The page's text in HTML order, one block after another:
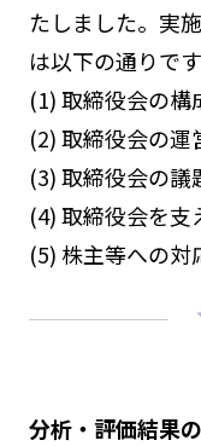
たしました。実
は以下の通りです
(1) 取締役会の構
(2) 取締役会の運
(3) 取締役会の議
(4) 取締役会を支
(5) 株主等への対
分析・評価結果